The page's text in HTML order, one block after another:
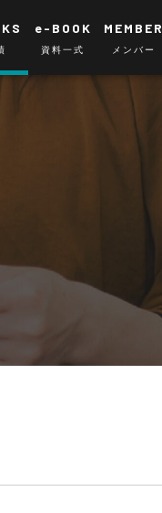
e-BOOK
資料一式
MEMBER
メンバー